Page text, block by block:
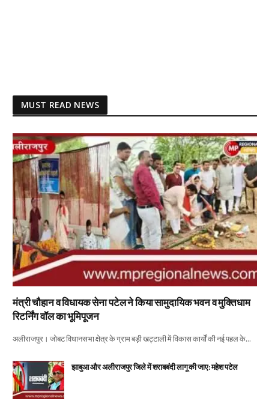
MUST READ NEWS
मंत्री चौहान व विधायक सेना पटेल ने किया सामुदायिक भवन व मुक्तिधाम
रिटर्निंग वॉल का भूमिपूजन
अलीराजपुर। जोबट विधानसभा क्षेत्र के ग्राम बड़ी खट्टाली में विकास कार्यों की नई पहल के…
झाबुआ और अलीराजपुर जिले में शराबबंदी लागू की जाए: महेश पटेल